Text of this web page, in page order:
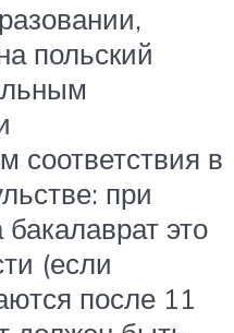
польский
соответствия в
при
это
(если
после 11